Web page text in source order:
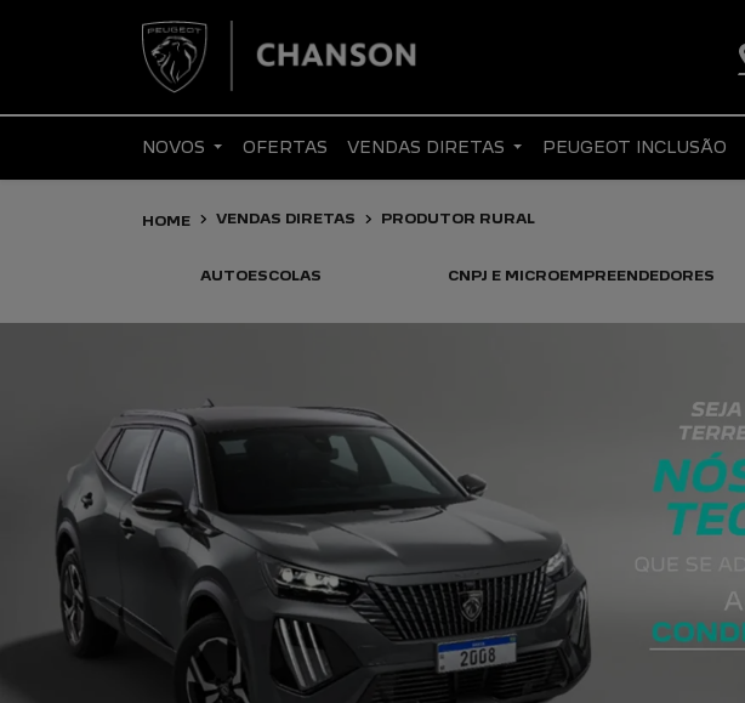
NOVOS OFERTAS VENDAS DIRETAS PEUGEOT INCLUSÃO
HOME VENDAS DIRETAS PRODUTOR RURAL
AUTOESCOLAS CNPJ E MICROEMPREENDEDORES